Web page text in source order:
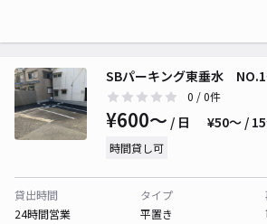
SBパーキング東垂水
0 / 0件
¥600〜 / 日 ¥50〜 /
時間貸し可
貸出時間
24時間営業
タイプ
平置き